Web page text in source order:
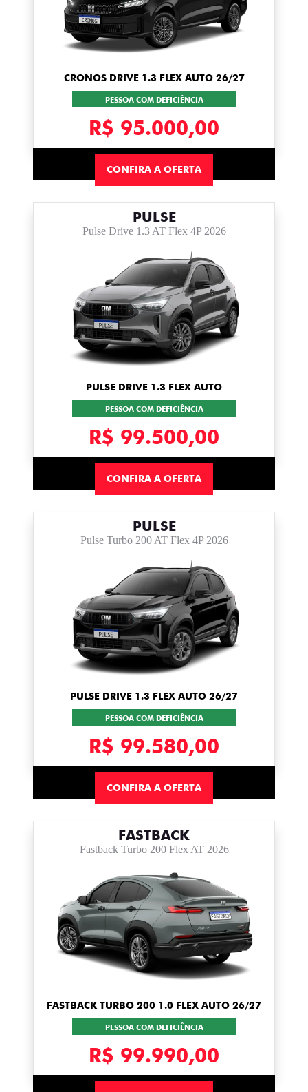
CRONOS DRIVE 1.3 FLEX AUTO 26/27
PESSOA COM DEFICIÊNCIA
R$ 95.000,00
CONFIRA A OFERTA
PULSE
Pulse Drive 1.3 AT Flex 4P 2026
PULSE DRIVE 1.3 FLEX AUTO
PESSOA COM DEFICIÊNCIA
R$ 99.500,00
CONFIRA A OFERTA
PULSE
Pulse Turbo 200 AT Flex 4P 2026
PULSE DRIVE 1.3 FLEX AUTO 26/27
PESSOA COM DEFICIÊNCIA
R$ 99.580,00
CONFIRA A OFERTA
FASTBACK
Fastback Turbo 200 Flex AT 2026
FASTBACK TURBO 200 1.0 FLEX AUTO 26/27
PESSOA COM DEFICIÊNCIA
R$ 99.990,00